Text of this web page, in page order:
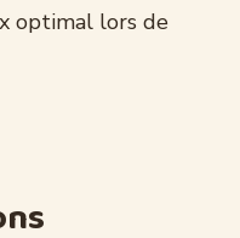
optimal lors de